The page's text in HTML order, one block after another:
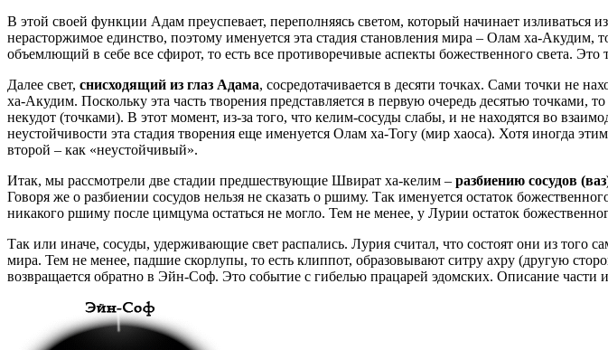
В этой своей функции Адам преуспевает, переполняясь светом, который начинает изливаться
нерасторжимое единство, поэтому именуется эта стадия становления мира – Олам ха-Акудим,
объемлющий в себе все сфирот, то есть все противоречивые аспекты божественного света.
Далее свет, снисходящий из глаз Адама, сосредотачивается в десяти точках. Сами точки не
ха-Акудим. Поскольку эта часть творения представляется в первую очередь десятью
некудот (точками). В этот момент, из-за того, что келим-сосуды слабы, и не находятся во
неустойчивости эта стадия творения еще именуется Олам ха-Тогу (мир хаоса). Хотя иногда
второй – как «неустойчивый».
Итак, мы рассмотрели две стадии предшествующие Швират ха-келим – разбиению сосудов
Говоря же о разбиении сосудов нельзя не сказать о ршиму. Так именуется остаток
никакого ршиму после цимцума остаться не могло. Тем не менее, у Лурии остаток
Так или иначе, сосуды, удерживающие свет распались. Лурия считал, что состоят они из
мира. Тем не менее, падшие скорлупы, то есть клиппот, образовывают ситру ахру (другую
возвращается обратно в Эйн-Соф. Это событие с гибелью працарей эдомских. Описание части